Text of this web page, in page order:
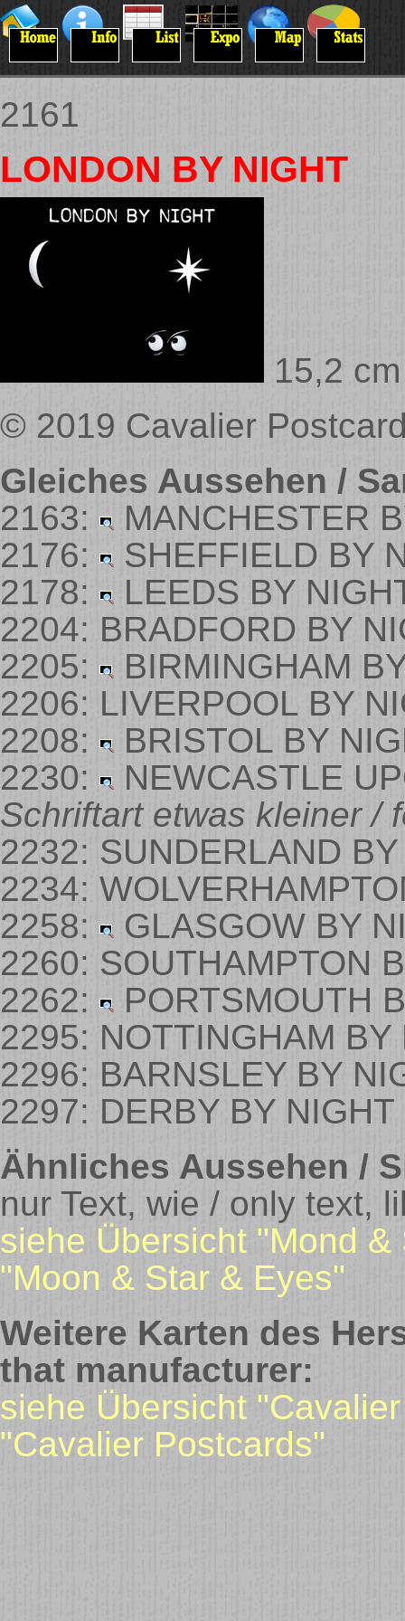
2161
LONDON BY NIGHT
15,2
© 2019 Cavalier
Gleiches Aussehen /
2163:
MANCHESTER
2176:
SHEFFIELD BY
2178:
LEEDS BY
2204: BRADFORD BY
2205:
BIRMINGHAM
2206: LIVERPOOL BY
2208:
BRISTOL BY
2230:
NEWCASTLE
Schriftart etwas kleiner /
2232: SUNDERLAND
2234:
2258:
GLASGOW BY
2260: SOUTHAMPTON
2262:
PORTSMOUTH
2295: NOTTINGHAM
2296: BARNSLEY BY
2297: DERBY BY NIGHT
Ähnliches Aussehen /
nur Text, wie / only text,
siehe Übersicht "Mond
"Moon & Star & Eyes"
Weitere Karten des
that manufacturer:
siehe Übersicht
"Cavalier Postcards"